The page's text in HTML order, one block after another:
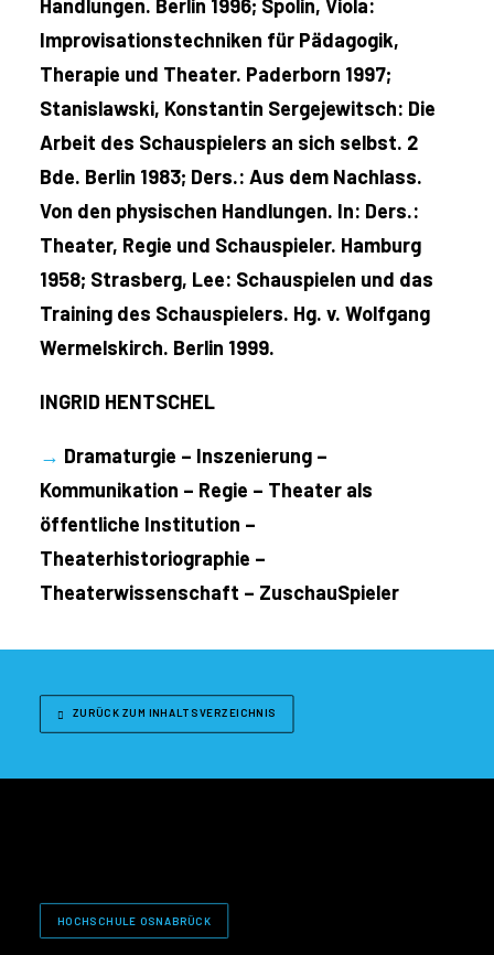
Handlungen. Berlin 1996; Spolin, Viola:
Improvisationstechniken für Pädagogik,
Therapie und Theater. Paderborn 1997;
Stanislawski, Konstantin Sergejewitsch: Die
Arbeit des Schauspielers an sich selbst. 2
Bde. Berlin 1983; Ders.: Aus dem Nachlass.
Von den physischen Handlungen. In: Ders.:
Theater, Regie und Schauspieler. Hamburg
1958; Strasberg, Lee: Schauspielen und das
Training des Schauspielers. Hg. v. Wolfgang
Wermelskirch. Berlin 1999.
INGRID HENTSCHEL
→ Dramaturgie – Inszenierung –
Kommunikation – Regie – Theater als
öffentliche Institution –
Theaterhistoriographie –
Theaterwissenschaft – ZuschauSpieler
ZURÜCK ZUM INHALTSVERZEICHNIS
HOCHSCHULE OSNABRÜCK